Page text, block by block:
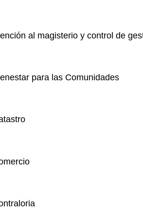
al magisterio y control de
para las Comunidades